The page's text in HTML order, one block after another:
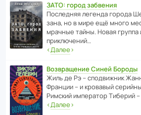
ЗАТО: город забвения
После­дняя легенда города
зана, но в мире ещё много
мрачные тайны. Новая группа
приключений…
‹Далее›
Возвращение Синей Бороды
Жиль де Рэ – спод­ви­жник
Франции – и кровавый
Римский импе­ратор Тиберий
‹Далее›